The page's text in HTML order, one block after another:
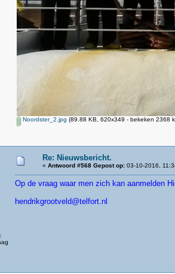
Noordster_2.jpg (89.88 KB, 620x349 - bekeken 2368
Re: Nieuwsbericht.
« Antwoord #568 Gepost op:03-10-2016,
Op de vraag waar men zich kan aanmelden
hendrikgrootveld@telfort.nl